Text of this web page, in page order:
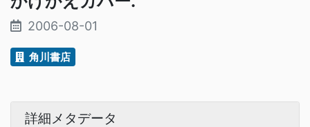
2006-08-01
角川書店
詳細メタデータ